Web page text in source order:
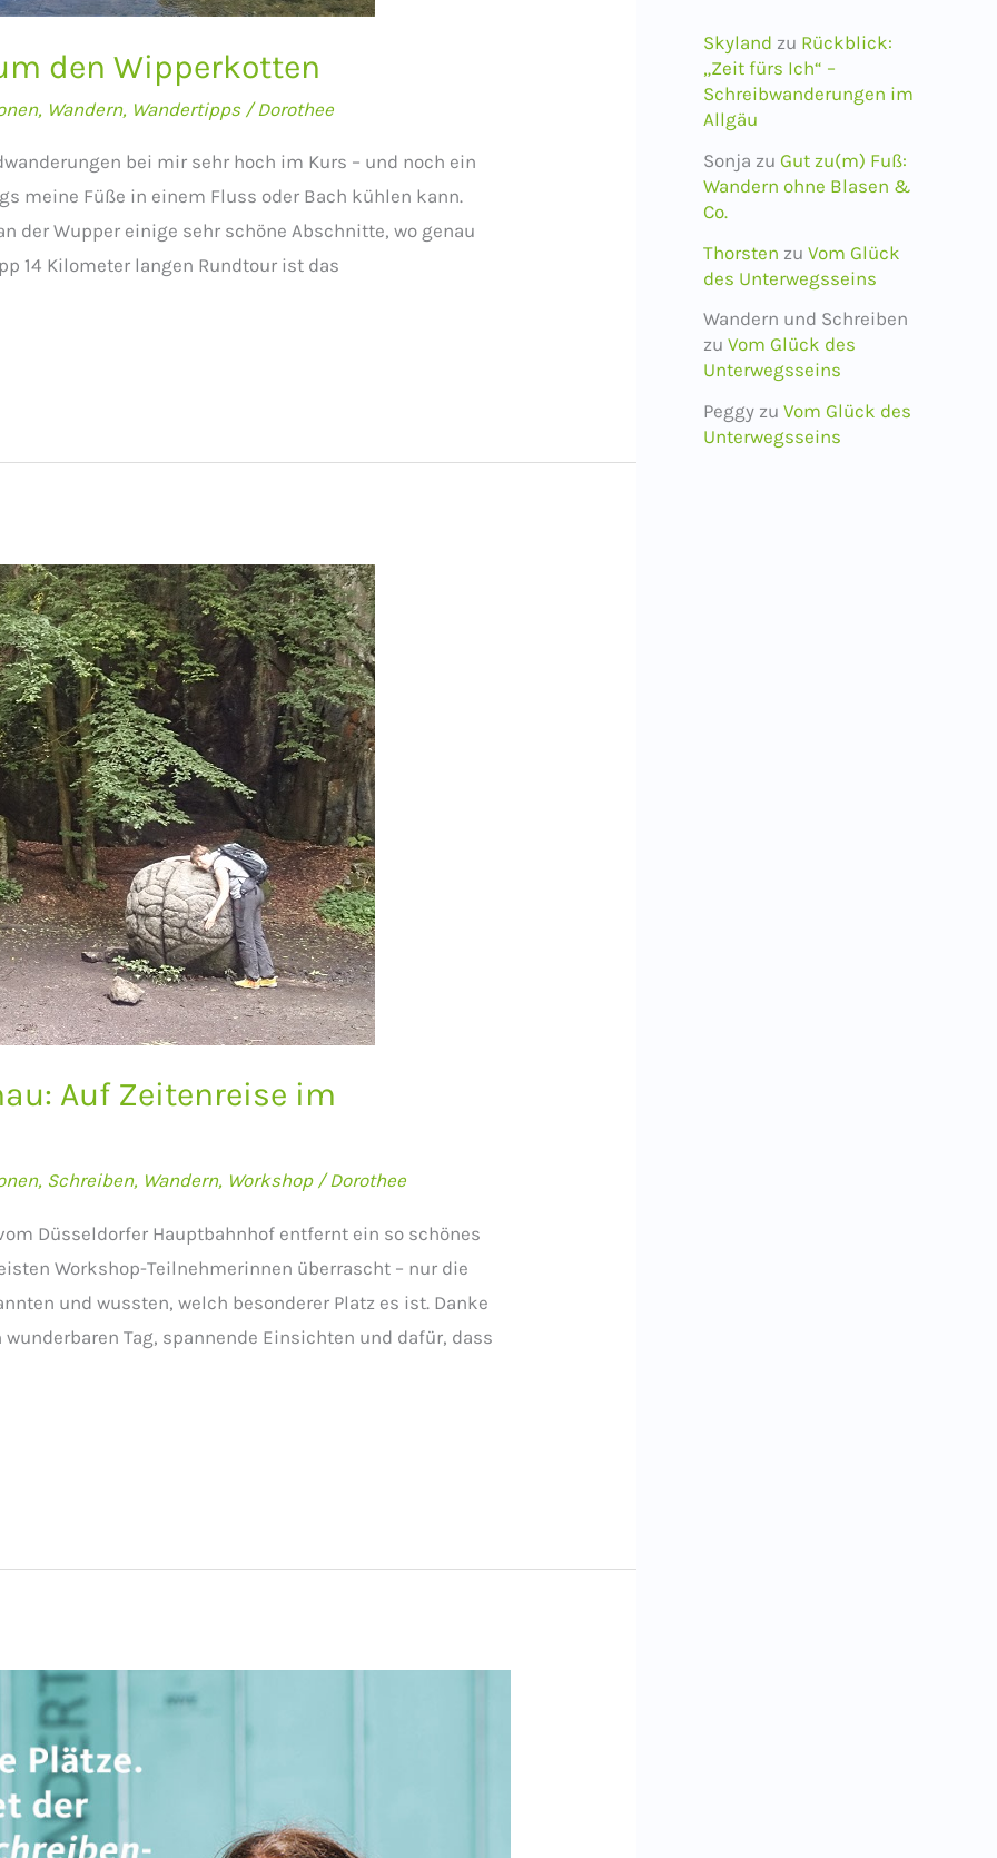
den Wipperkotten
, Wandern, Wandertipps/Dorothee
bei mir sehr hoch im Kurs – und noch ein
meine Füße in einem Fluss oder Bach kühlen kann.
der Wupper einige sehr schöne Abschnitte, wo genau
14 Kilometer langen Rundtour ist das
Auf Zeitenreise im
, Schreiben, Wandern, Workshop/Dorothee
Düsseldorfer Hauptbahnhof entfernt ein so schönes
Workshop-Teilnehmerinnen überrascht – nur die
und wussten, welch besonderer Platz es ist. Danke
Tag, spannende Einsichten und dafür, dass
Skyland zu Rückblick:
„Zeit fürs Ich“ –
Schreibwanderungen im
Allgäu
Sonja zu Gut zu(m) Fuß:
Wandern ohne Blasen &
Co.
Thorsten zu Vom Glück
des Unterwegsseins
Wandern und Schreiben
zu Vom Glück des
Unterwegsseins
Peggy zu Vom Glück des
Unterwegsseins